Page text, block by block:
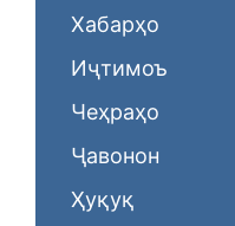
Хабарҳо
Иҷтимоъ
Чеҳраҳо
Ҷавонон
Ҳуқуқ